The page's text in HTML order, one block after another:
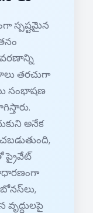
స్పష్టమైన
తరచుగా
సంభాషణ
అనేక
ప్రైవేట్